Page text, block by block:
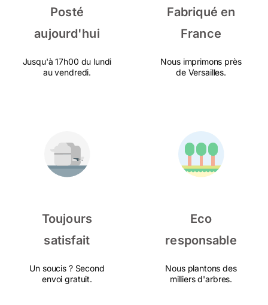
Posté
aujourd'hui
Jusqu'à 17h00 du lundi
au vendredi.
Fabriqué en
France
Nous imprimons près
de Versailles.
Toujours
satisfait
Un soucis ? Second
envoi gratuit.
Eco
responsable
Nous plantons des
milliers d'arbres.